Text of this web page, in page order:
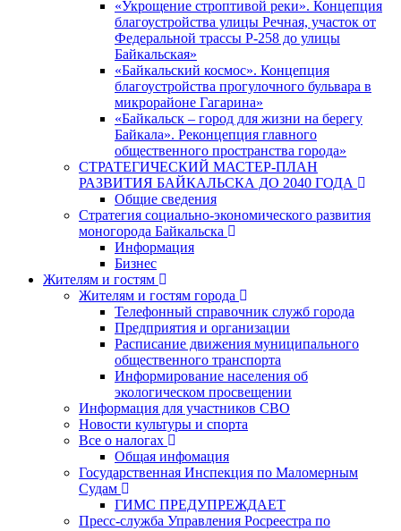
«Укрощение строптивой реки». Концепция
благоустройства улицы Речная, участок от
Федеральной трассы Р-258 до улицы
Байкальская»
«Байкальский космос». Концепция
благоустройства прогулочного бульвара в
микрорайоне Гагарина»
«Байкальск – город для жизни на берегу
Байкала». Реконцепция главного
общественного пространства города»
СТРАТЕГИЧЕСКИЙ МАСТЕР-ПЛАН
РАЗВИТИЯ БАЙКАЛЬСКА ДО 2040 ГОДА
Общие сведения
Стратегия социально-экономического развития
моногорода Байкальска
Информация
Бизнес
Жителям и гостям
Жителям и гостям города
Телефонный справочник служб города
Предприятия и организации
Расписание движения муниципального
общественного транспорта
Информирование населения об
экологическом просвещении
Информация для участников СВО
Новости культуры и спорта
Все о налогах
Общая инфомация
Государственная Инспекция по Маломерным
Судам
ГИМС ПРЕДУПРЕЖДАЕТ
Пресс-служба Управления Росреестра по